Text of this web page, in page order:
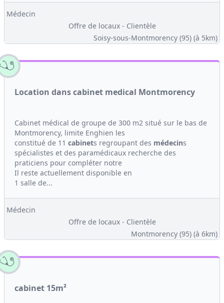
Médecin
Offre de locaux - Clientèle
Soisy-sous-Montmorency (95) (à 5km)
Location dans cabinet medical Montmorency
Cabinet médical de groupe de 300 m2 situé sur le bas de
Montmorency, limite Enghien les
constitué de 11 cabinets regroupant des médecins
spécialistes et des paramédicaux recherche des
praticiens pour compléter notre
Il reste actuellement disponible en
1 salle de...
Médecin
Offre de locaux - Clientèle
Montmorency (95) (à 6km)
cabinet 15m²